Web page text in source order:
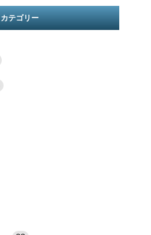
カテゴリー